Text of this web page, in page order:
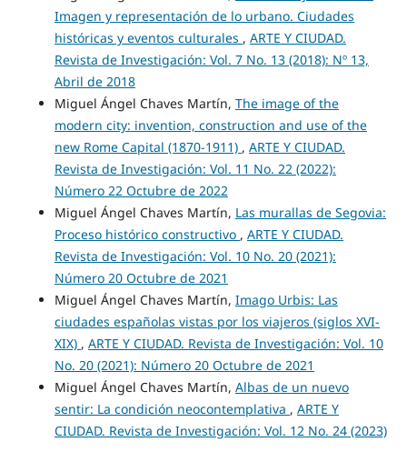
Imagen y representación de lo urbano. Ciudades
históricas y eventos culturales , ARTE Y CIUDAD.
Revista de Investigación: Vol. 7 No. 13 (2018): Nº 13,
Abril de 2018
Miguel Ángel Chaves Martín, The image of the
modern city: invention, construction and use of the
new Rome Capital (1870-1911) , ARTE Y CIUDAD.
Revista de Investigación: Vol. 11 No. 22 (2022):
Número 22 Octubre de 2022
Miguel Ángel Chaves Martín, Las murallas de Segovia:
Proceso histórico constructivo , ARTE Y CIUDAD.
Revista de Investigación: Vol. 10 No. 20 (2021):
Número 20 Octubre de 2021
Miguel Ángel Chaves Martín, Imago Urbis: Las
ciudades españolas vistas por los viajeros (siglos XVI-
XIX) , ARTE Y CIUDAD. Revista de Investigación: Vol. 10
No. 20 (2021): Número 20 Octubre de 2021
Miguel Ángel Chaves Martín, Albas de un nuevo
sentir: La condición neocontemplativa , ARTE Y
CIUDAD. Revista de Investigación: Vol. 12 No. 24 (2023)